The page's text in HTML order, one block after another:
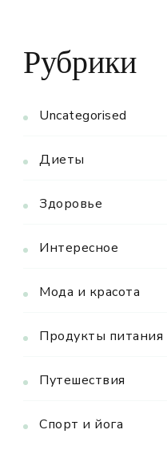
Рубрики
Uncategorised
Диеты
Здоровье
Интересное
Мода и красота
Продукты питания
Путешествия
Спорт и йога